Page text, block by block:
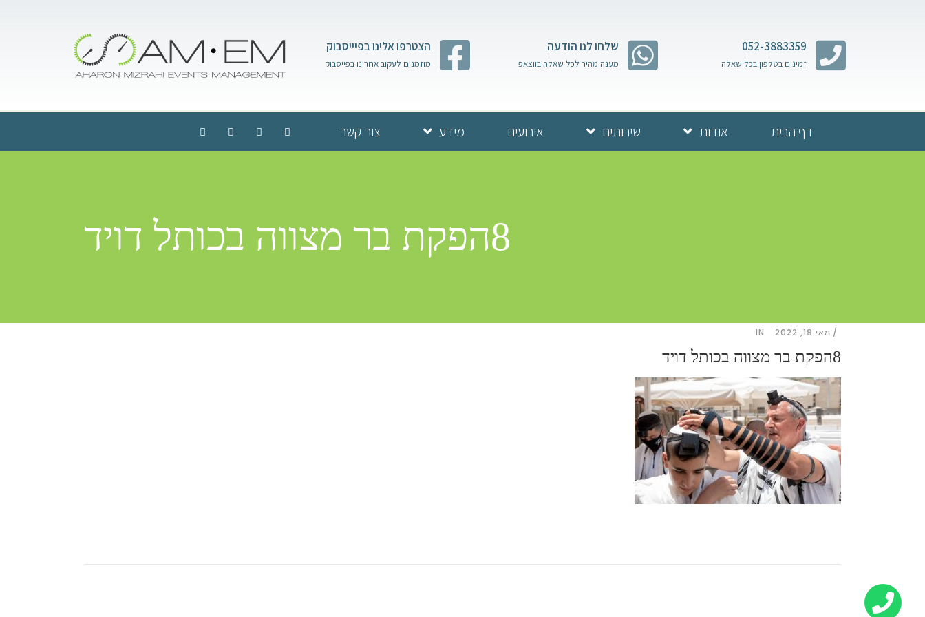
052-3883359
זמינים בטלפון בכל שאלה
שלחו לנו הודעה
מענה מהיר לכל שאלה בווצאפ
הצטרפו אלינו בפיייסבוק
מוזמנים לעקוב אחרינו בפייסבוק
דף הבית אודות שירותים אירועים מידע צור קשר
8הפקת בר מצווה בכותל דויד
מאי 19, 2022 IN
8הפקת בר מצווה בכותל דויד